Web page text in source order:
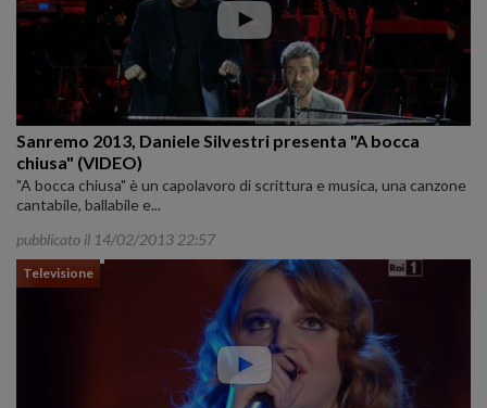
Sanremo 2013, Daniele Silvestri presenta "A bocca
chiusa" (VIDEO)
"A bocca chiusa" è un capolavoro di scrittura e musica, una canzone
cantabile, ballabile e...
pubblicato il 14/02/2013 22:57
Televisione